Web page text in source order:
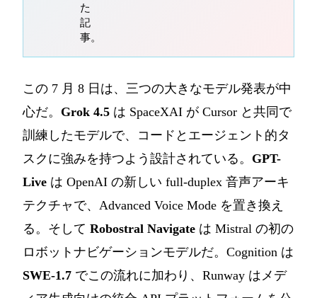
た
記
事。
この 7 月 8 日は、三つの大きなモデル発表が中
心だ。 Grok 4.5 は SpaceXAI が Cursor と共同で
訓練したモデルで、コードとエージェント的タ
スクに強みを持つよう設計されている。 GPT-
Live は OpenAI の新しい full-duplex 音声アーキ
テクチャで、Advanced Voice Mode を置き換え
る。そして Robostral Navigate は Mistral の初の
ロボットナビゲーションモデルだ。Cognition は
SWE-1.7 でこの流れに加わり、Runway はメデ